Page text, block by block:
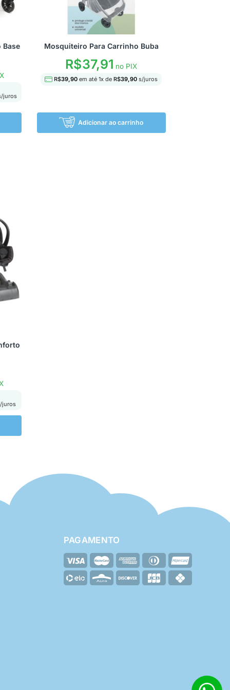
Base
juros
Mosquiteiro Para Carrinho Buba
R$37,91 no PIX
R$39,90 em até1x deR$39,90 s/juros
Adicionar ao carrinho
PAGAMENTO